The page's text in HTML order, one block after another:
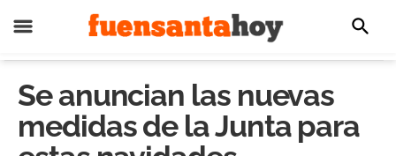
Se anuncian las nuevas
medidas de la Junta para